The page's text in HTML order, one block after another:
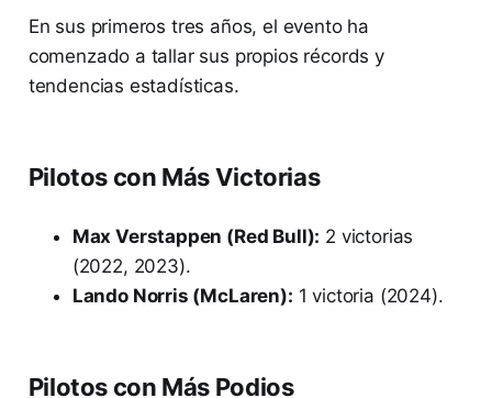
En sus primeros tres años, el evento ha
comenzado a tallar sus propios récords y
tendencias estadísticas.
Pilotos con Más Victorias
Max Verstappen (Red Bull): 2 victorias
(2022, 2023).
Lando Norris (McLaren): 1 victoria (2024).
Pilotos con Más Podios